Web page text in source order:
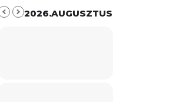
2026.AUGUSZTUS